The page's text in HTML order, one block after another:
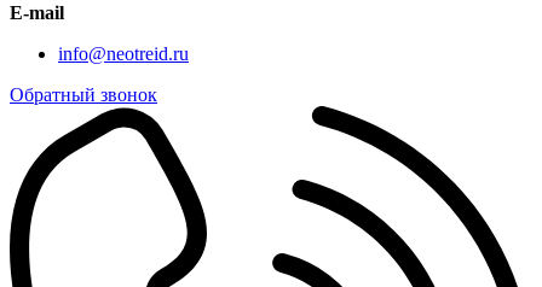
E-mail
info@neotreid.ru
Обратный звонок